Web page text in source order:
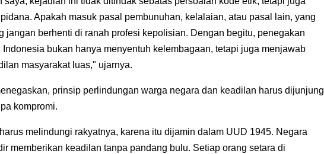
Apakah masuk pasal pembunuhan, kelalaian, atau pasal lain, yang
jangan berhenti di ranah profesi kepolisian. Dengan begitu, penegakan
Indonesia bukan hanya menyentuh kelembagaan, tetapi juga menjawab
masyarakat luas," ujarnya.
prinsip perlindungan warga negara dan keadilan harus dijunjung
kompromi.
melindungi rakyatnya, karena itu dijamin dalam UUD 1945. Negara
memberikan keadilan tanpa pandang bulu. Setiap orang setara di